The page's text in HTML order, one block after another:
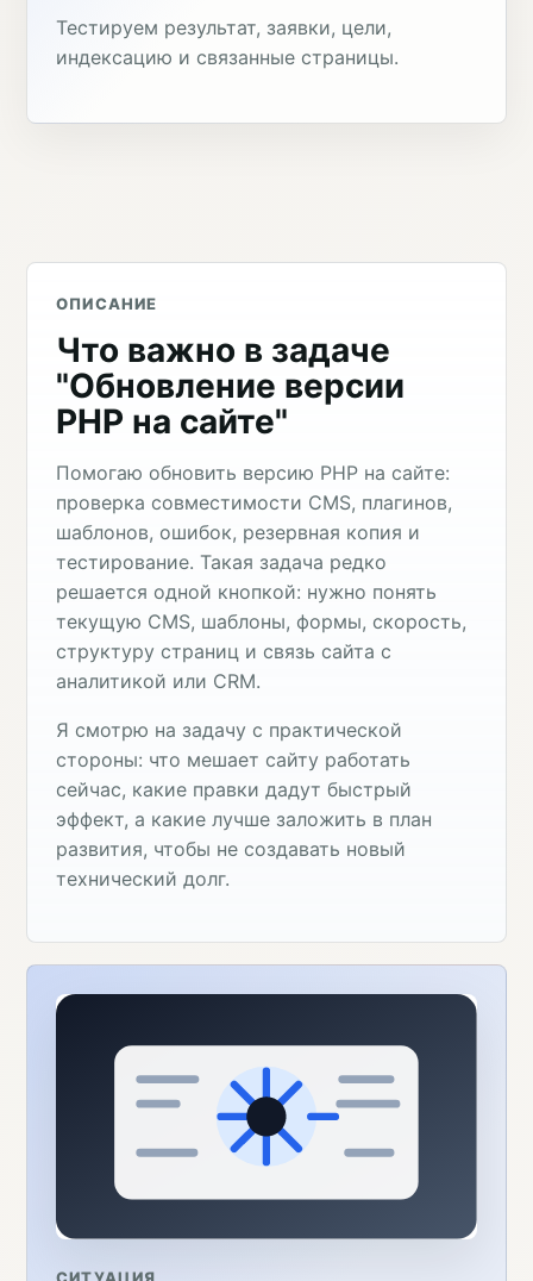
Тестируем результат, заявки, цели,
индексацию и связанные страницы.
ОПИСАНИЕ
Что важно в задаче
"Обновление версии
PHP на сайте"
Помогаю обновить версию PHP на сайте:
проверка совместимости CMS, плагинов,
шаблонов, ошибок, резервная копия и
тестирование. Такая задача редко
решается одной кнопкой: нужно понять
текущую CMS, шаблоны, формы, скорость,
структуру страниц и связь сайта с
аналитикой или CRM.
Я смотрю на задачу с практической
стороны: что мешает сайту работать
сейчас, какие правки дадут быстрый
эффект, а какие лучше заложить в план
развития, чтобы не создавать новый
технический долг.
СИТУАЦИЯ